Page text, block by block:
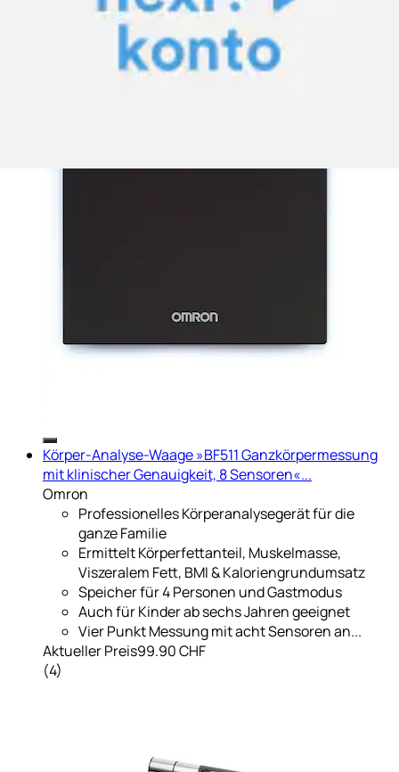
Körper-Analyse-Waage »BF511 Ganzkörpermessung
mit klinischer Genauigkeit, 8 Sensoren«...
Omron
Professionelles Körperanalysegerät für die
ganze Familie
Ermittelt Körperfettanteil, Muskelmasse,
Viszeralem Fett, BMI & Kaloriengrundumsatz
Speicher für 4 Personen und Gastmodus
Auch für Kinder ab sechs Jahren geeignet
Vier Punkt Messung mit acht Sensoren an...
Aktueller Preis99.90 CHF
(4)